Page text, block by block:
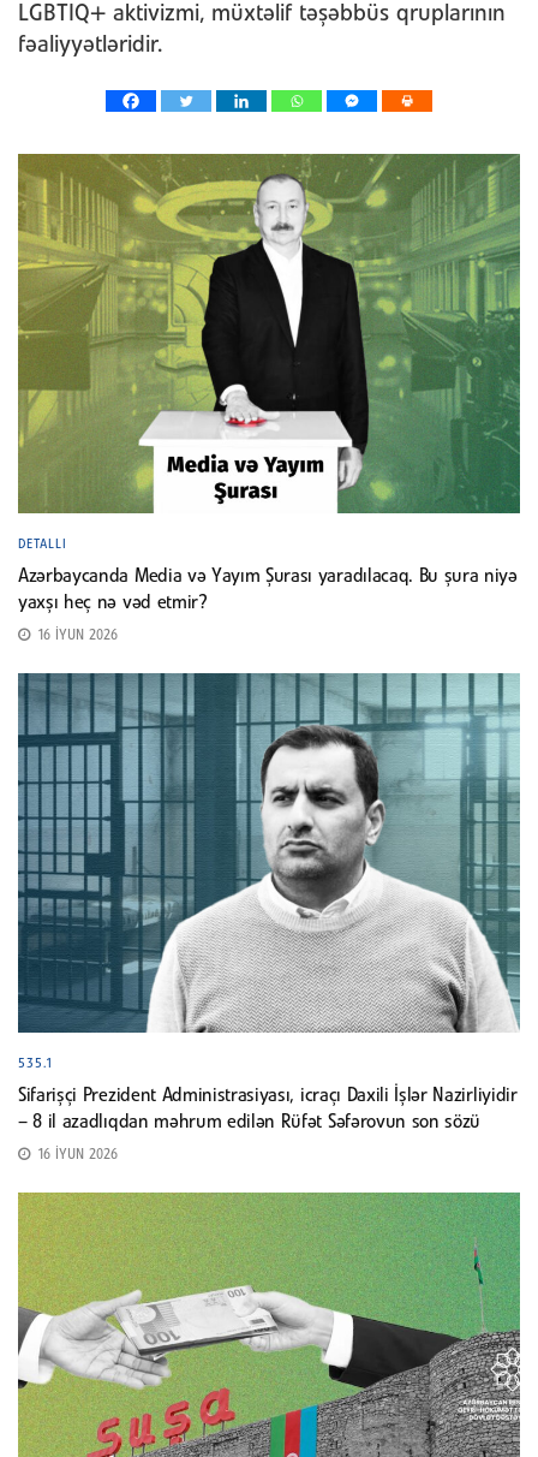
LGBTIQ+ aktivizmi, müxtəlif təşəbbüs qruplarının
fəaliyyətləridir.
DETALLI
Azərbaycanda Media və Yayım Şurası yaradılacaq. Bu şura niyə
yaxşı heç nə vəd etmir?
16 İYUN 2026
535.1
Sifarişçi Prezident Administrasiyası, icraçı Daxili İşlər Nazirliyidir
– 8 il azadlıqdan məhrum edilən Rüfət Səfərovun son sözü
16 İYUN 2026